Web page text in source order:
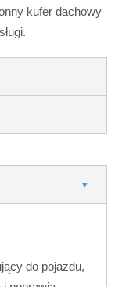
kufer dachowy
do pojazdu,